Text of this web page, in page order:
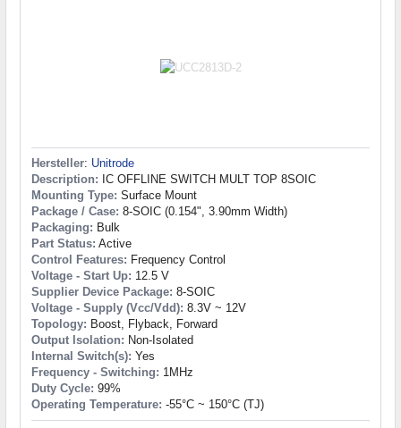
Hersteller: Unitrode
Description: IC OFFLINE SWITCH MULT TOP 8SOIC
Mounting Type: Surface Mount
Package / Case: 8-SOIC (0.154", 3.90mm Width)
Packaging: Bulk
Part Status: Active
Control Features: Frequency Control
Voltage - Start Up: 12.5 V
Supplier Device Package: 8-SOIC
Voltage - Supply (Vcc/Vdd): 8.3V ~ 12V
Topology: Boost, Flyback, Forward
Output Isolation: Non-Isolated
Internal Switch(s): Yes
Frequency - Switching: 1MHz
Duty Cycle: 99%
Operating Temperature: -55°C ~ 150°C (TJ)